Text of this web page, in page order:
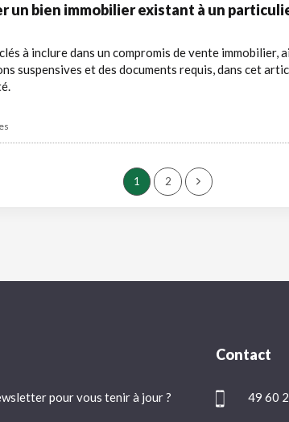
un bien immobilier existant à un
à inclure dans un compromis de vente immobilier,
suspensives et des documents requis, dans cet
1 2
pour vous tenir à jour ?
Contact
49 60